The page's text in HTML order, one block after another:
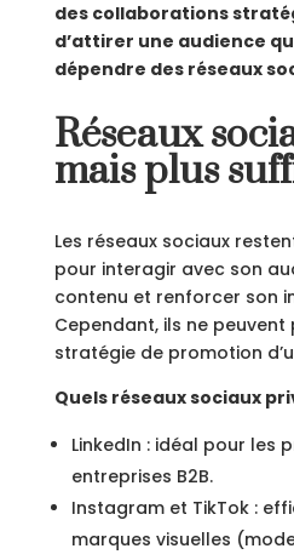
des collaborations
d’attirer une audience
dépendre des réseaux
Réseaux
mais plus
Les réseaux sociaux
pour interagir avec son
contenu et renforcer son
Cependant, ils ne
stratégie de promotion
Quels réseaux sociaux
LinkedIn : idéal pour les
entreprises B2B.
Instagram et TikTok :
marques visuelles